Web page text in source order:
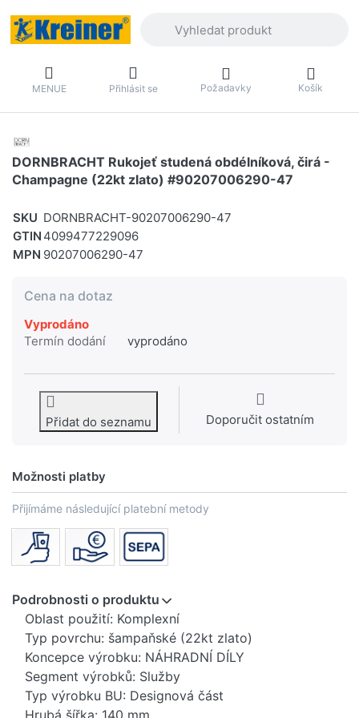
MENUE Přihlásit se Požadavky Košík
DORNBRACHT Rukojeť studená obdélníková, čirá -
Champagne (22kt zlato) #90207006290-47
SKU DORNBRACHT-90207006290-47
GTIN 4099477229096
MPN 90207006290-47
Cena na dotaz
Vyprodáno
Termín dodání
vyprodáno
Přidat do seznamu Doporučit ostatním
Možnosti platby
Přijímáme následující platební metody
Podrobnosti o produktu
Oblast použití: Komplexní
Typ povrchu: šampaňské (22kt zlato)
Koncepce výrobku: NÁHRADNÍ DÍLY
Segment výrobků: Služby
Typ výrobku BU: Designová část
Hrubá šířka: 140 mm